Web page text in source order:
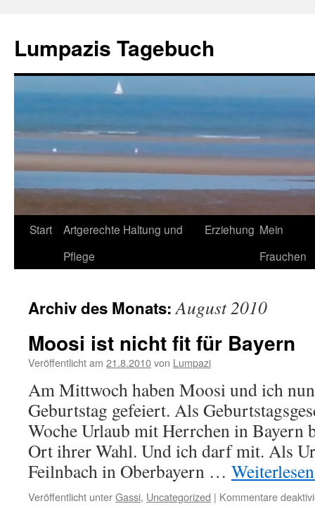
springen
Lumpazis Tagebuch
Start
Artgerechte Haltung und
Pflege
Erziehung Mein
Frauchen
Archiv des Monats:August 2010
Moosi ist nicht fit für Bayern
Veröffentlicht am 21.8.2010von Lumpazi
Am Mittwoch haben Moosi und ich
Geburtstag gefeiert. Als
Woche Urlaub mit Herrchen in Bayern
Ort ihrer Wahl. Und ich darf mit. Als
Feilnbach in Oberbayern …
Veröffentlicht unterGassi, Uncategorized | Kommentare